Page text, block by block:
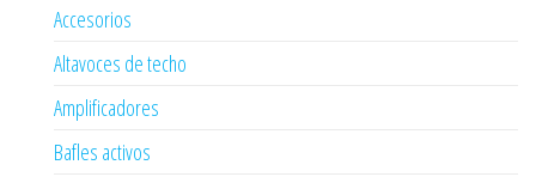
Accesorios
Altavoces de techo
Amplificadores
Bafles activos